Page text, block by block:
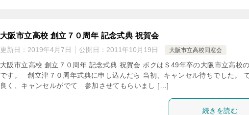
大阪市立高校 創立７０周年 記念式典 祝賀会
更新日： 2019年4月7日 公開日： 2011年10月19日 大阪市立高校同窓会
大阪市立高校 創立７０周年 記念式典 祝賀会 ボクはＳ49年卒の大阪市立高校
です。 創立津７０周年式典に申し込んだら 当初、キャンセル待ちでした。
良く、キャンセルがでて 参加させてもらいまし […]
続きを読む